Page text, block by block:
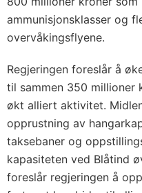
ammunisjonsklasser og
overvåkingsflyene.
Regjeringen foreslår å
til sammen 350
økt alliert aktivitet.
opprustning av
taksebaner og
kapasiteten ved Blåtind
foreslår regjeringen å